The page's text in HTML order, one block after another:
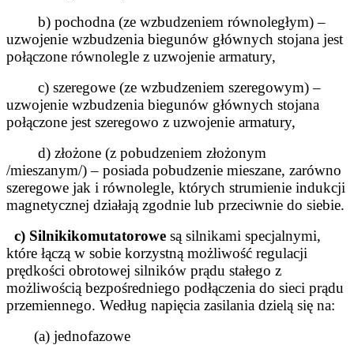
b) pochodna (ze wzbudzeniem równoległym) –
uzwojenie wzbudzenia biegunów głównych stojana jest
połączone równolegle z uzwojenie armatury,
c) szeregowe (ze wzbudzeniem szeregowym) –
uzwojenie wzbudzenia biegunów głównych stojana
połączone jest szeregowo z uzwojenie armatury,
d) złożone (z pobudzeniem złożonym
/mieszanym/) – posiada pobudzenie mieszane, zarówno
szeregowe jak i równolegle, których strumienie indukcji
magnetycznej działają zgodnie lub przeciwnie do siebie.
c) Silnikikomutatorowe są silnikami specjalnymi,
które łączą w sobie korzystną możliwość regulacji
prędkości obrotowej silników prądu stałego z
możliwością bezpośredniego podłączenia do sieci prądu
przemiennego. Według napięcia zasilania dzielą się na:
(a) jednofazowe